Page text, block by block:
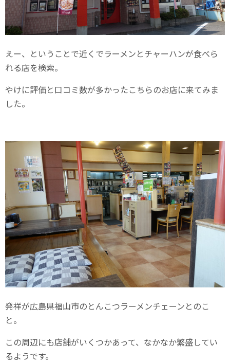
えー、ということで近くでラーメンとチャーハンが食べら
れる店を検索。
やけに評価と口コミ数が多かったこちらのお店に来てみま
した。
発祥が広島県福山市のとんこつラーメンチェーンとのこ
と。
この周辺にも店舗がいくつかあって、なかなか繁盛してい
るようです。